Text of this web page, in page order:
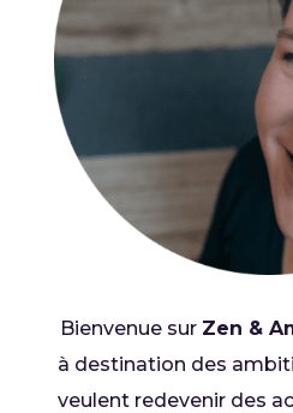
Bienvenue sur Zen &
à destination des
veulent redevenir des